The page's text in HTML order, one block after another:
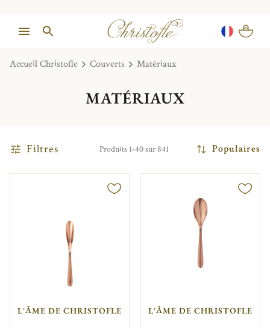
Accueil Christofle Couverts Matériaux
MATÉRIAUX
Filtres Produits 1-40 sur 841 Populaires
L'ÂME DE CHRISTOFLE L'ÂME DE CHRISTOFLE